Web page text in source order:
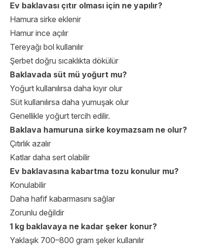
Ev baklavası çıtır olması için ne yapılır?
Hamura sirke eklenir
Hamur ince açılır
Tereyağı bol kullanılır
Şerbet doğru sıcaklıkta dökülür
Baklavada süt mü yoğurt mu?
Yoğurt kullanılırsa daha kıyır olur
Süt kullanılırsa daha yumuşak olur
Genellikle yoğurt tercih edilir.
Baklava hamuruna sirke koymazsam ne olur?
Çıtırlık azalır
Katlar daha sert olabilir
Ev baklavasına kabartma tozu konulur mu?
Konulabilir
Daha hafif kabarmasını sağlar
Zorunlu değildir
1 kg baklavaya ne kadar şeker konur?
Yaklaşık 700–800 gram şeker kullanılır